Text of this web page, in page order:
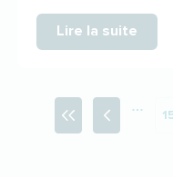
Lire la suite
Pagination
…